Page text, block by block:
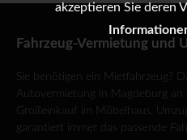
Fahrzeug-Vermietung und
Sie benötigen ein Mietfahrzeug?
Autovermietung in Magdeburg an
Großeinkauf im Möbelhaus,
garantiert immer das passende
akzeptieren Sie deren